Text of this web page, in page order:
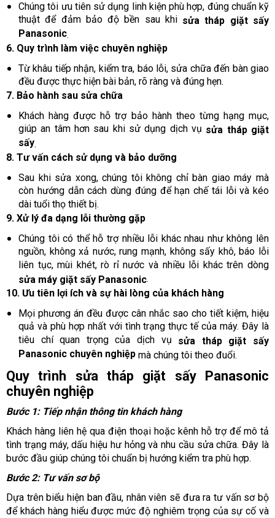
Chúng tôi ưu tiên sử dụng linh kiện phù hợp, đúng chuẩn kỹ
thuật để đảm bảo độ bền sau khi sửa tháp giặt sấy
Panasonic.
6. Quy trình làm việc chuyên nghiệp
Từ khâu tiếp nhận, kiểm tra, báo lỗi, sửa chữa đến bàn giao
đều được thực hiện bài bản, rõ ràng và đúng hẹn.
7. Bảo hành sau sửa chữa
Khách hàng được hỗ trợ bảo hành theo từng hạng mục,
giúp an tâm hơn sau khi sử dụng dịch vụ sửa tháp giặt
sấy.
8. Tư vấn cách sử dụng và bảo dưỡng
Sau khi sửa xong, chúng tôi không chỉ bàn giao máy mà
còn hướng dẫn cách dùng đúng để hạn chế tái lỗi và kéo
dài tuổi thọ thiết bị.
9. Xử lý đa dạng lỗi thường gặp
Chúng tôi có thể hỗ trợ nhiều lỗi khác nhau như không lên
nguồn, không xả nước, rung mạnh, không sấy khô, báo lỗi
liên tục, mùi khét, rò rỉ nước và nhiều lỗi khác trên dòng
sửa máy giặt sấy Panasonic.
10. Ưu tiên lợi ích và sự hài lòng của khách hàng
Mọi phương án đều được cân nhắc sao cho tiết kiệm, hiệu
quả và phù hợp nhất với tình trạng thực tế của máy. Đây là
tiêu chí quan trọng của dịch vụ sửa tháp giặt sấy
Panasonic chuyên nghiệp mà chúng tôi theo đuổi.
Quy trình sửa tháp giặt sấy Panasonic
chuyên nghiệp
Bước 1: Tiếp nhận thông tin khách hàng
Khách hàng liên hệ qua điện thoại hoặc kênh hỗ trợ để mô tả
tình trạng máy, dấu hiệu hư hỏng và nhu cầu sửa chữa. Đây là
bước đầu giúp chúng tôi chuẩn bị hướng kiểm tra phù hợp.
Bước 2: Tư vấn sơ bộ
Dựa trên biểu hiện ban đầu, nhân viên sẽ đưa ra tư vấn sơ bộ
để khách hàng hiểu được mức độ nghiêm trọng của sự cố và